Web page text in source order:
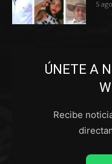
5
ÚNETE A
Recibe